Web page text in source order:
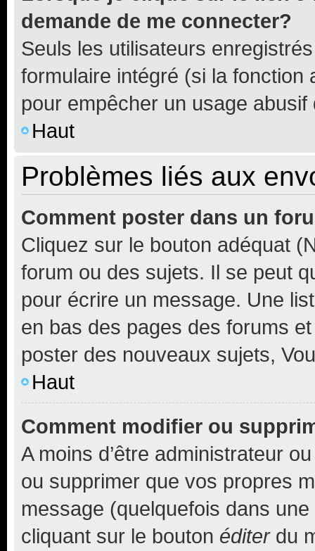
demande de me connecter?
Seuls les utilisateurs
formulaire intégré (si la fonction
pour empêcher un usage
Haut
Problèmes liés aux
Comment poster dans un
Cliquez sur le bouton adéquat
forum ou des sujets. Il se peut
pour écrire un message. Une
en bas des pages des forums
poster des nouveaux sujets,
Haut
Comment modifier ou
A moins d’être administrateur
ou supprimer que vos propres
message (quelquefois dans
cliquant sur le bouton éditerdu